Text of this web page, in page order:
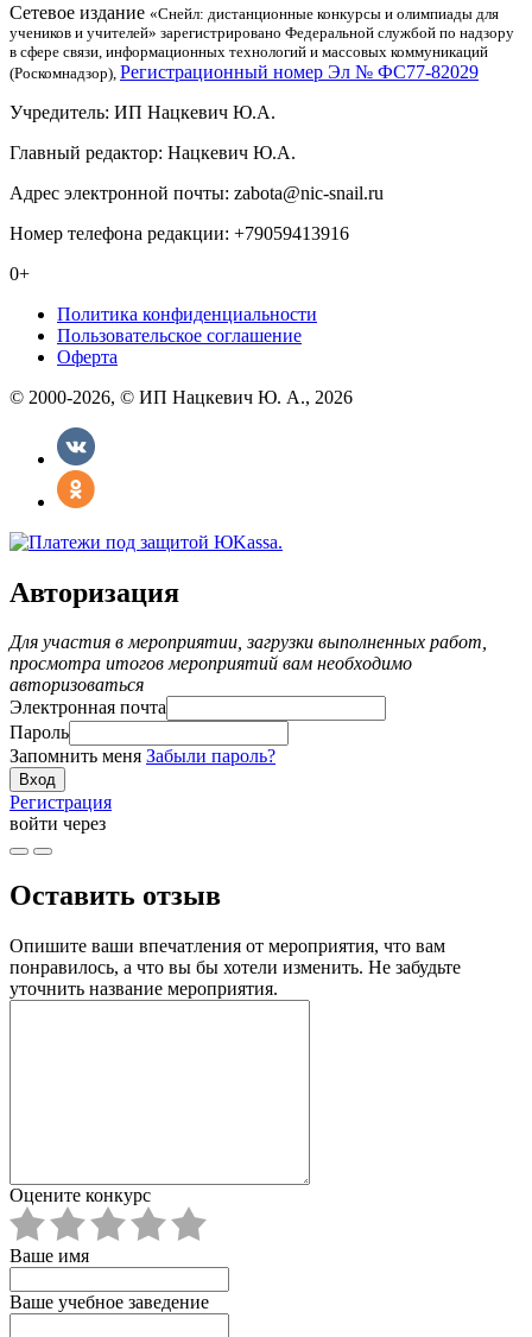
Сетевое издание «Снейл: дистанционные конкурсы и олимпиады для
учеников и учителей» зарегистрировано Федеральной службой по надзору
в сфере связи, информационных технологий и массовых коммуникаций
(Роскомнадзор), Регистрационный номер Эл № ФС77-82029
Учредитель: ИП Нацкевич Ю.А.
Главный редактор: Нацкевич Ю.А.
Адрес электронной почты: zabota@nic-snail.ru
Номер телефона редакции: +79059413916
0+
Политика конфиденциальности
Пользовательское соглашение
Оферта
© 2000-2026, © ИП Нацкевич Ю. А., 2026
Авторизация
Для участия в мероприятии, загрузки выполненных работ,
просмотра итогов мероприятий вам необходимо
авторизоваться
Электронная почта
Пароль
Запомнить меня Забыли пароль?
Регистрация
войти через
Оставить отзыв
Опишите ваши впечатления от мероприятия, что вам
понравилось, а что вы бы хотели изменить. Не забудьте
уточнить название мероприятия.
Оцените конкурс
Ваше имя
Ваше учебное заведение